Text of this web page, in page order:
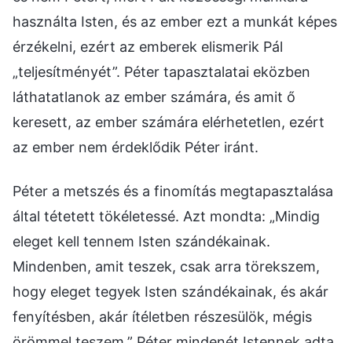
használta Isten, és az ember ezt a munkát képes
érzékelni, ezért az emberek elismerik Pál
„teljesítményét”. Péter tapasztalatai eközben
láthatatlanok az ember számára, és amit ő
keresett, az ember számára elérhetetlen, ezért
az ember nem érdeklődik Péter iránt.
Péter a metszés és a finomítás megtapasztalása
által tétetett tökéletessé. Azt mondta: „Mindig
eleget kell tennem Isten szándékainak.
Mindenben, amit teszek, csak arra törekszem,
hogy eleget tegyek Isten szándékainak, és akár
fenyítésben, akár ítéletben részesülök, mégis